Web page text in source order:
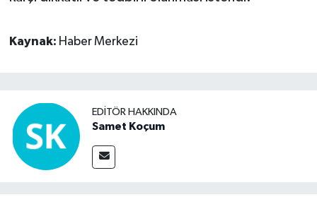
Kaynak: Haber Merkezi
EDITÖR HAKKINDA
Samet Koçum